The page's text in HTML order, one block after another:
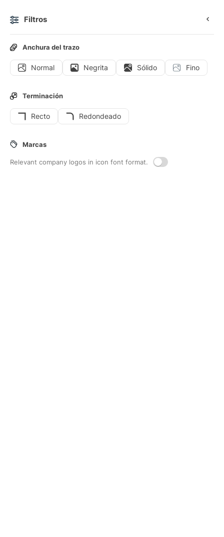
Filtros
Anchura del trazo
Normal Negrita Sólido Fino
Terminación
Recto Redondeado
Marcas
Relevant company logos in icon font format.
Iconos Stickers Iconos animados Iconos de interfaz